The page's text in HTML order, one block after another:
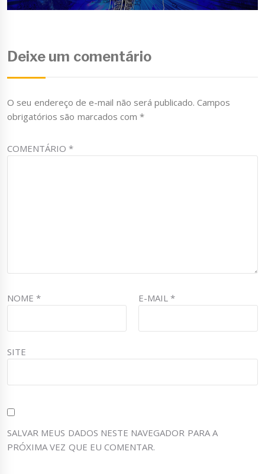
Deixe um comentário
O seu endereço de e-mail não será publicado. Campos
obrigatórios são marcados com*
COMENTÁRIO*
NOME* E-MAIL*
SITE
SALVAR MEUS DADOS NESTE NAVEGADOR PARA A
PRÓXIMA VEZ QUE EU COMENTAR.